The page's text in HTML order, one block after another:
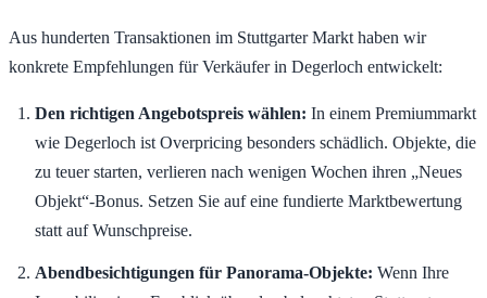
Aus hunderten Transaktionen im Stuttgarter Markt haben wir
konkrete Empfehlungen für Verkäufer in Degerloch entwickelt:
Den richtigen Angebotspreis wählen: In einem Premiummarkt
wie Degerloch ist Overpricing besonders schädlich. Objekte, die
zu teuer starten, verlieren nach wenigen Wochen ihren „Neues
Objekt“-Bonus. Setzen Sie auf eine fundierte Marktbewertung
statt auf Wunschpreise.
Abendbesichtigungen für Panorama-Objekte: Wenn Ihre